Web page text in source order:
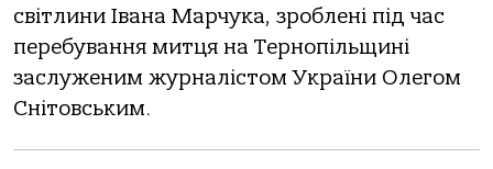
світлини Івана Марчука, зроблені під час
перебування митця на Тернопільщині
заслуженим журналістом України Олегом
Снітовським.